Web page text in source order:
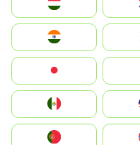
Hrvatska
Magyarország
Indonesia
South Korea
Nederland
Portugal